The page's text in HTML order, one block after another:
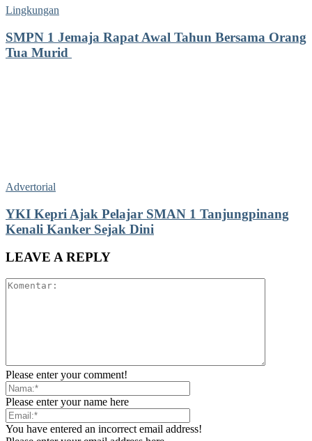
Lingkungan
SMPN 1 Jemaja Rapat Awal Tahun Bersama Orang
Tua Murid ‎
Advertorial
YKI Kepri Ajak Pelajar SMAN 1 Tanjungpinang
Kenali Kanker Sejak Dini
LEAVE A REPLY
Please enter your comment!
Please enter your name here
You have entered an incorrect email address!